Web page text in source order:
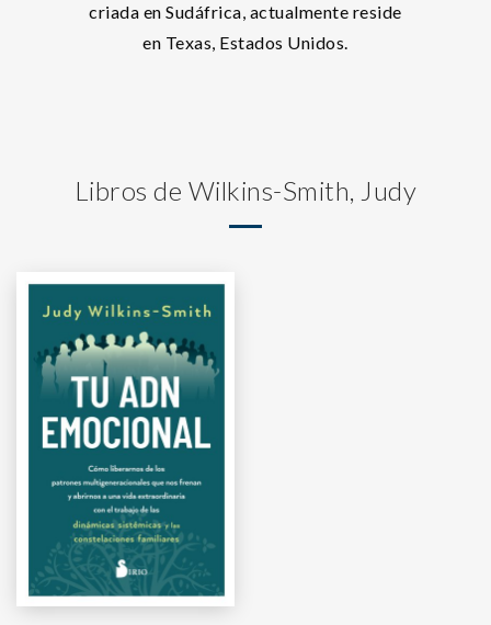
criada en Sudáfrica, actualmente reside
en Texas, Estados Unidos.
Libros de Wilkins-Smith, Judy